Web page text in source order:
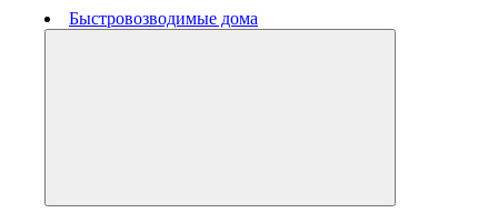
Быстровозводимые дома